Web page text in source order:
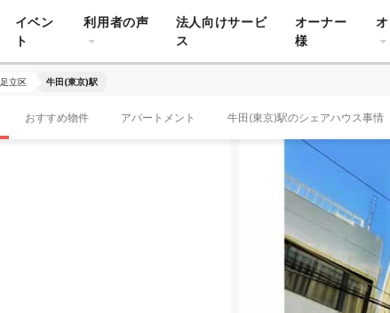
イベン
ト
利用者の声
法人向けサービ
ス
オーナー
様
足立区 牛田(東京)駅
おすすめ物件 アパートメント 牛田(東京)駅のシェアハウス事情